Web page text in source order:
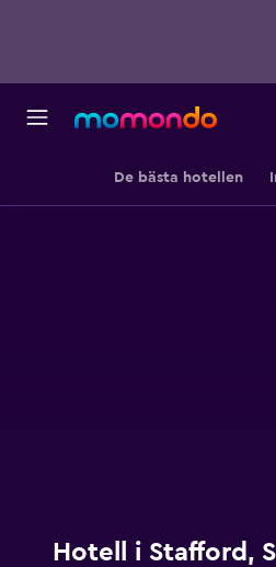
De bästa hotellen
Hotell i Stafford,